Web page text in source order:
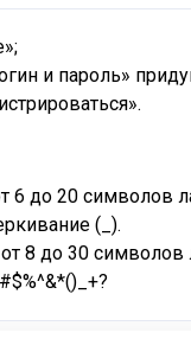
и пароль»
6 до 20 символов
(_).
8 до 30 символов